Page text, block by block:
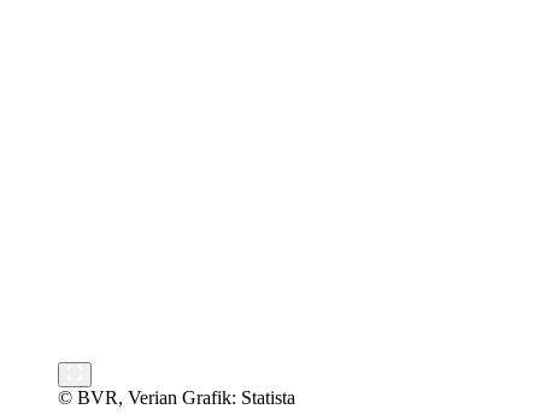
© BVR, Verian Grafik: Statista